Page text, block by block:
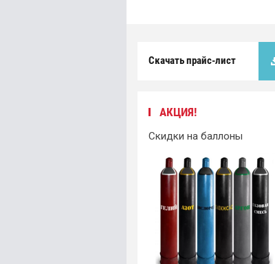
Скачать прайс-лист
АКЦИЯ!
Скидки на баллоны